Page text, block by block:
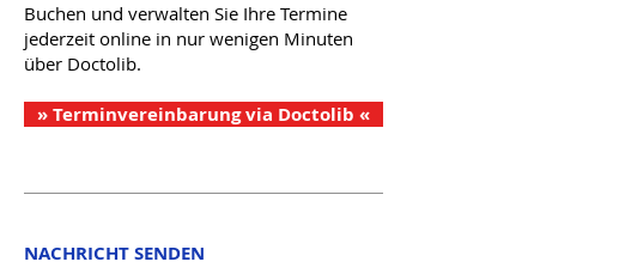
Buchen und verwalten Sie Ihre Termine
jederzeit online in nur wenigen Minuten
über Doctolib.
» Terminvereinbarung via Doctolib «
NACHRICHT SENDEN